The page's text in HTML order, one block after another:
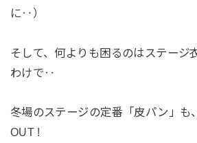
に‥）
そして、何よりも困るのはステージ
わけで‥
冬場のステージの定番「皮パン」も
OUT !